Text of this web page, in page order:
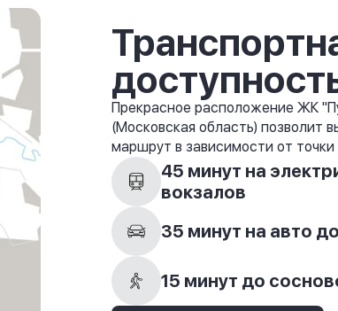
Прекрасное расположение ЖК
(Московская область) позволит
маршрут в зависимости от точки
45 минут на
вокзалов
35 минут на авто
15 минут до